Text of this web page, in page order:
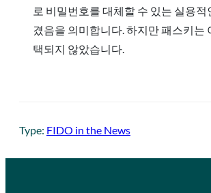
로 비밀번호를 대체할 수 있는 실용적
겼음을 의미합니다. 하지만 패스키는
택되지 않았습니다.
Type: FIDO in the News